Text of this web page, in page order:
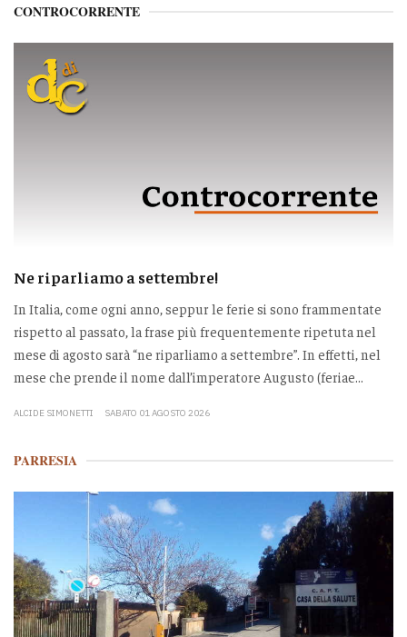
CONTROCORRENTE
Ne riparliamo a settembre!
In Italia, come ogni anno, seppur le ferie si sono frammentate
rispetto al passato, la frase più frequentemente ripetuta nel
mese di agosto sarà “ne riparliamo a settembre”. In effetti, nel
mese che prende il nome dall’imperatore Augusto (feriae...
ALCIDE SIMONETTI SABATO 01 AGOSTO 2026
PARRESIA